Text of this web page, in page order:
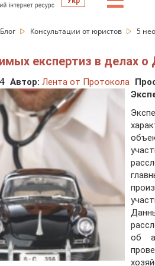
Блог Консультации от юристов 5
експертиз в делах
Автор: Лента от Протокола
об